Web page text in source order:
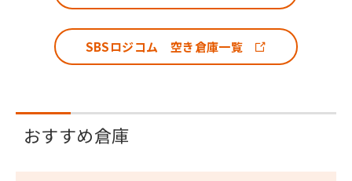
SBSロジコム 空き倉庫一覧
おすすめ倉庫